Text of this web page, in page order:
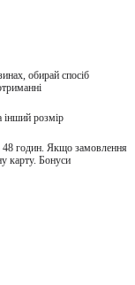
обирай спосіб
інший розмір
48 годин. Якщо замовлення
карту. Бонуси